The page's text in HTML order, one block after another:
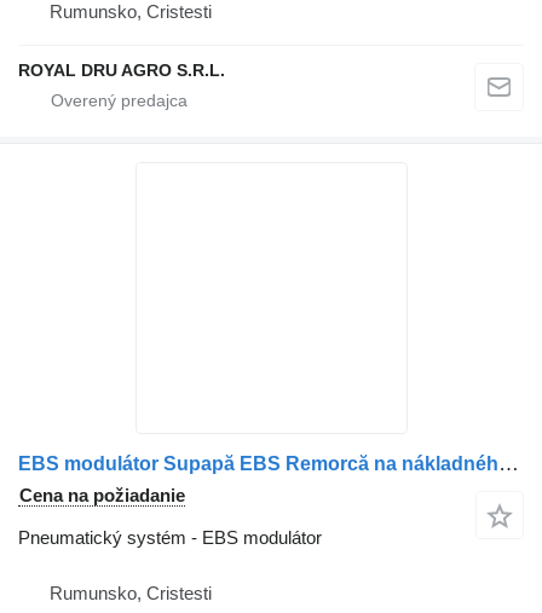
Rumunsko, Cristesti
ROYAL DRU AGRO S.R.L.
EBS modulátor Supapă EBS Remorcă na nákladného auta Scania
Cena na požiadanie
Pneumatický systém - EBS modulátor
Rumunsko, Cristesti